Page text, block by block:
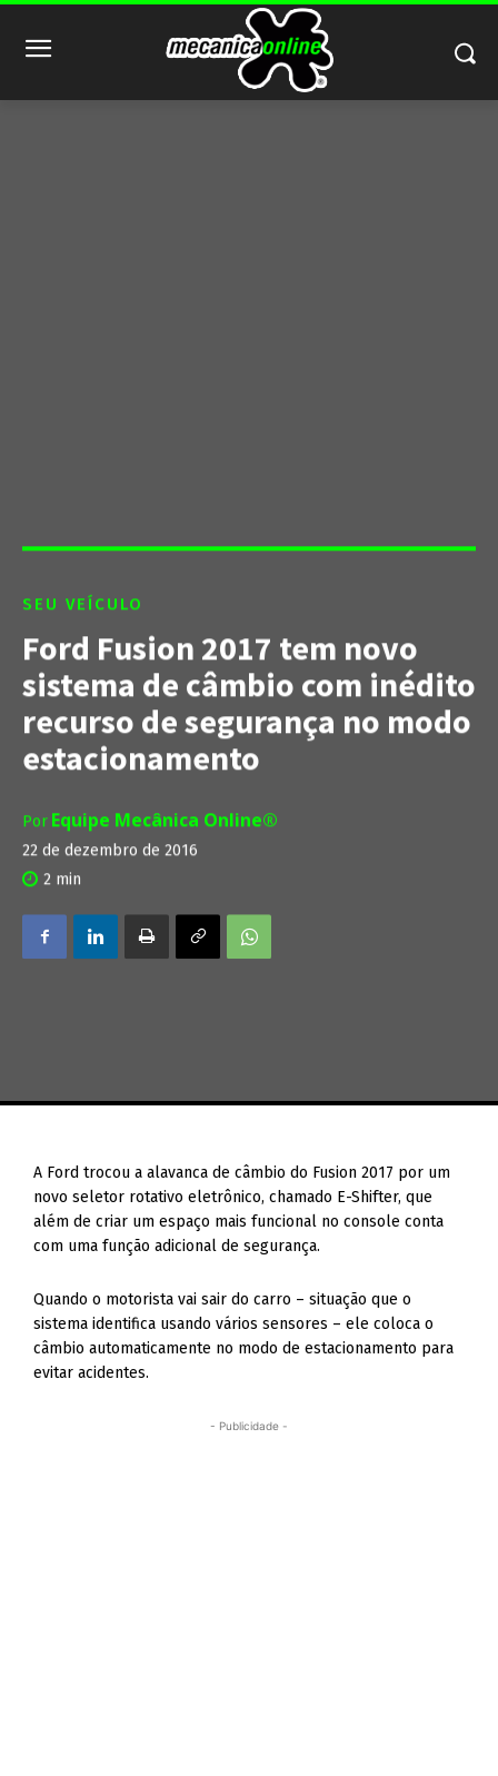
SEU VEÍCULO
Ford Fusion 2017 tem novo
sistema de câmbio com inédito
recurso de segurança no modo
estacionamento
Por Equipe Mecânica Online®
22 de dezembro de 2016
2 min
A Ford trocou a alavanca de câmbio do Fusion 2017 por um
novo seletor rotativo eletrônico, chamado E-Shifter, que
além de criar um espaço mais funcional no console conta
com uma função adicional de segurança.
Quando o motorista vai sair do carro – situação que o
sistema identifica usando vários sensores – ele coloca o
câmbio automaticamente no modo de estacionamento para
evitar acidentes.
- Publicidade -